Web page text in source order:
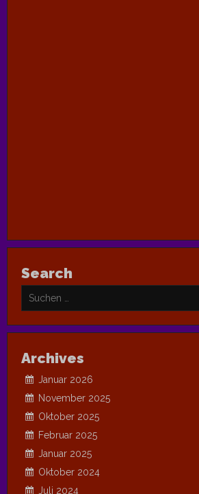
Search
nach:
Archives
Januar 2026
November 2025
Oktober 2025
Februar 2025
Januar 2025
Oktober 2024
Juli 2024